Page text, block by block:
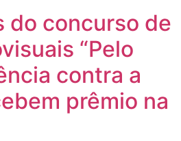
do concurso de
“Pelo
contra a
prêmio na